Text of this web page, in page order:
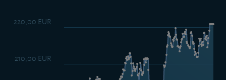
210,00 EUR
220,00 EUR